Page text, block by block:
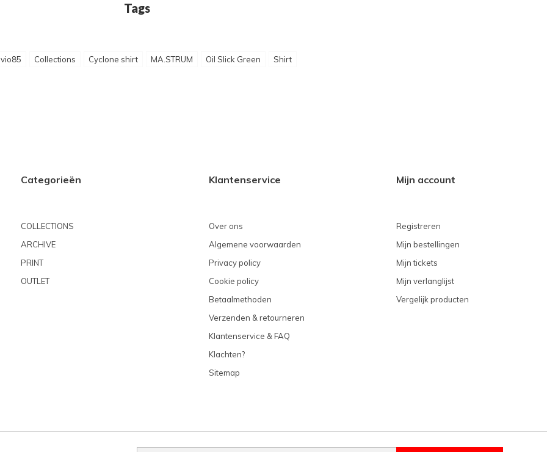
Tags
Collections Cyclone shirt MA.STRUM Oil Slick Green Shirt
Categorieën
COLLECTIONS
ARCHIVE
PRINT
OUTLET
Klantenservice
Over ons
Algemene voorwaarden
Privacy policy
Cookie policy
Betaalmethoden
Verzenden & retourneren
Klantenservice & FAQ
Klachten?
Sitemap
Mijn account
Registreren
Mijn bestellingen
Mijn tickets
Mijn verlanglijst
Vergelijk producten